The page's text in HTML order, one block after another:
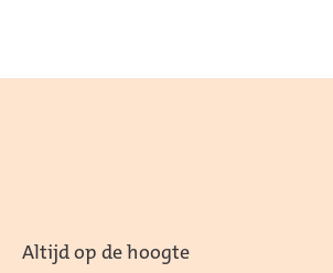
Altijd op de hoogte